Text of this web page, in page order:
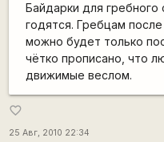
Байдарки для
годятся. Гребцам
можно будет только
чётко прописано, что
движимые веслом.
favorite_border
25 Авг, 2010 22:34